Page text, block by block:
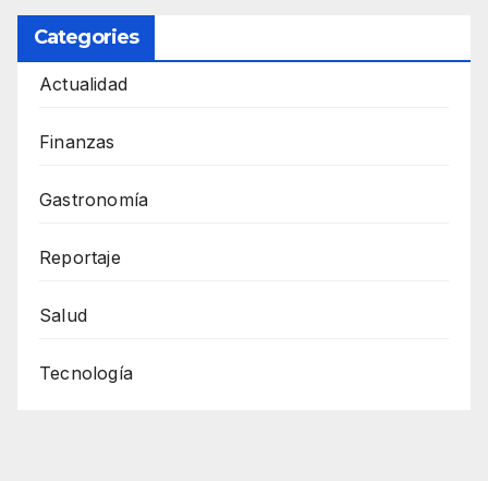
Categories
Actualidad
Finanzas
Gastronomía
Reportaje
Salud
Tecnología